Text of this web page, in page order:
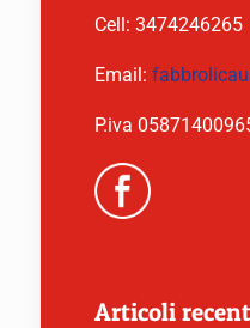
Cell: 3474246265
Email:
P.iva
Articoli